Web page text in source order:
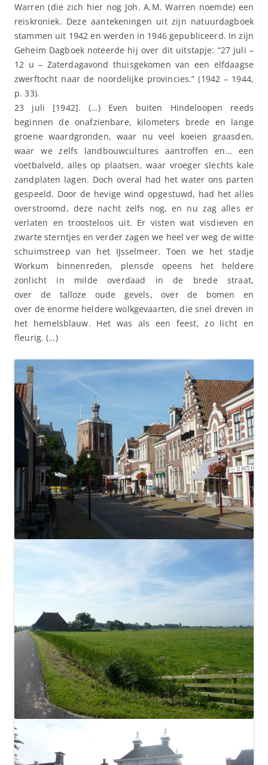
Warren (die zich hier nog Joh. A.M. Warren noemde) een
reiskroniek. Deze aantekeningen uit zijn natuurdagboek
stammen uit 1942 en werden in 1946 gepubliceerd. In zijn
Geheim Dagboek noteerde hij over dit uitstapje: “27 juli –
12 u – Zaterdagavond thuisgekomen van een elfdaagse
zwerftocht naar de noordelijke provincies.” (1942 – 1944,
p. 33).
23 juli [1942]. (…) Even buiten Hindeloopen reeds
beginnen de onafzienbare, kilometers brede en lange
groene waardgronden, waar nu veel koeien graasden,
waar we zelfs landbouwcultures aantroffen en… een
voetbalveld, alles op plaatsen, waar vroeger slechts kale
zandplaten lagen. Doch overal had het water ons parten
gespeeld. Door de hevige wind opgestuwd, had het alles
overstroomd, deze nacht zelfs nog, en nu zag alles er
verlaten en troosteloos uit. Er visten wat visdieven en
zwarte sterntjes en verder zagen we heel ver weg de witte
schuimstreep van het IJsselmeer. Toen we het stadje
Workum binnenreden, plensde opeens het heldere
zonlicht in milde overdaad in de brede straat,
over de talloze oude gevels, over de bomen en
over de enorme heldere wolkgevaarten, die snel dreven in
het hemelsblauw. Het was als een feest, zo licht en
fleurig. (…)